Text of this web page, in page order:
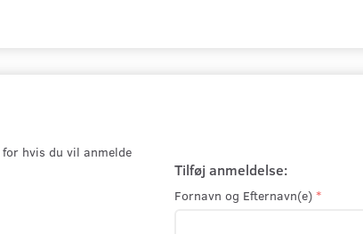
hvis du vil anmelde
Tilføj anmeldelse:
Fornavn og Efternavn(e)